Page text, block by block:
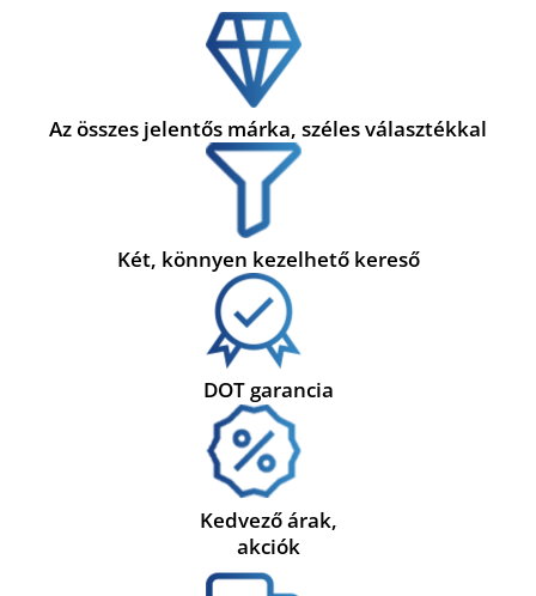
Az összes jelentős márka, széles választékkal
Két, könnyen kezelhető kereső
DOT garancia
Kedvező árak,
akciók